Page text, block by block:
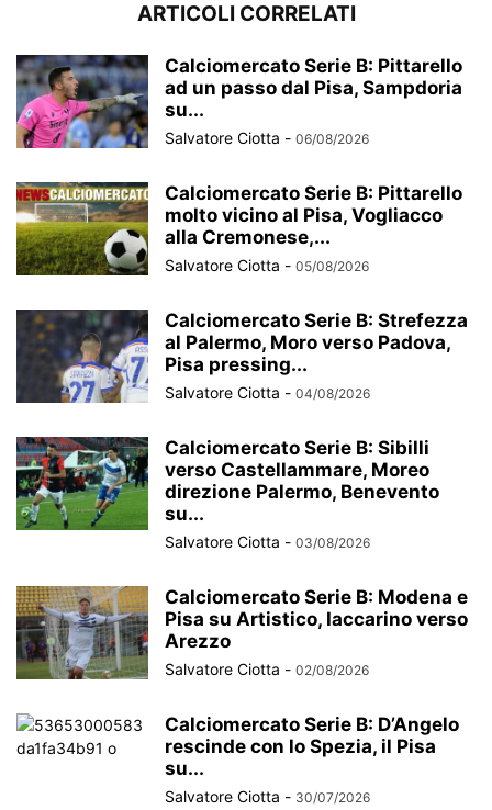
ARTICOLI CORRELATI
Calciomercato Serie B: Pittarello
ad un passo dal Pisa, Sampdoria
su...
Salvatore Ciotta - 06/08/2026
Calciomercato Serie B: Pittarello
molto vicino al Pisa, Vogliacco
alla Cremonese,...
Salvatore Ciotta - 05/08/2026
Calciomercato Serie B: Strefezza
al Palermo, Moro verso Padova,
Pisa pressing...
Salvatore Ciotta - 04/08/2026
Calciomercato Serie B: Sibilli
verso Castellammare, Moreo
direzione Palermo, Benevento
su...
Salvatore Ciotta - 03/08/2026
Calciomercato Serie B: Modena e
Pisa su Artistico, Iaccarino verso
Arezzo
Salvatore Ciotta - 02/08/2026
Calciomercato Serie B: D’Angelo
rescinde con lo Spezia, il Pisa
su...
Salvatore Ciotta - 30/07/2026